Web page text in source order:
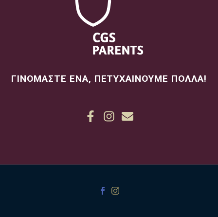
ΓΙΝΟΜΑΣΤΕ ΕΝΑ, ΠΕΤΥΧΑΙΝΟΥΜΕ ΠΟΛΛΑ!